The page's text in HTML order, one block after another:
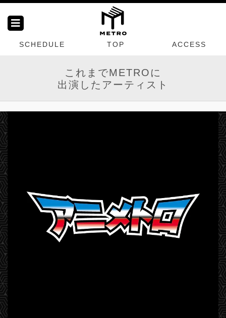
SCHEDULE TOP ACCESS
これまでMETROに
出演したアーティスト